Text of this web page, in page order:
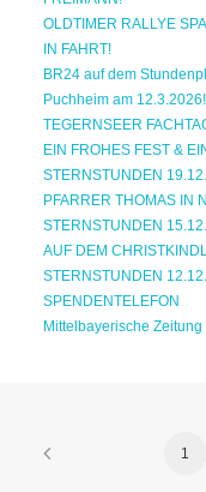
OLDTIMER RALLYE
IN FAHRT!
BR24 auf dem
Puchheim am 12.3.2026!
TEGERNSEER
EIN FROHES FEST &
STERNSTUNDEN
PFARRER THOMAS IN
STERNSTUNDEN
AUF DEM
STERNSTUNDEN
SPENDENTELEFON
Mittelbayerische
1